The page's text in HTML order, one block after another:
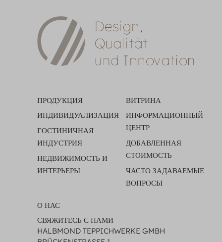
ПРОДУКЦИЯ
ИНДИВИДУАЛИЗАЦИЯ
ГОСТИНИЧНАЯ
ИНДУСТРИЯ
НЕДВИЖИМОСТЬ И
ИНТЕРЬЕРЫ
ВИТРИНА
ИНФОРМАЦИОННЫЙ
ЦЕНТР
ДОБАВЛЕННАЯ
СТОИМОСТЬ
ЧАСТО ЗАДАВАЕМЫЕ
ВОПРОСЫ
О НАС
СВЯЖИТЕСЬ С НАМИ
HALBMOND TEPPICHWERKE GMBH